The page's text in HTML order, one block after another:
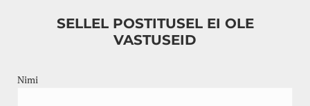
SELLEL POSTITUSEL EI OLE
VASTUSEID
Nimi